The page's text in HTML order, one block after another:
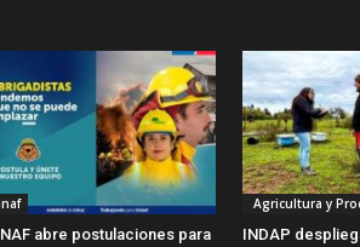
abre postulaciones para
Agricultura y
INDAP